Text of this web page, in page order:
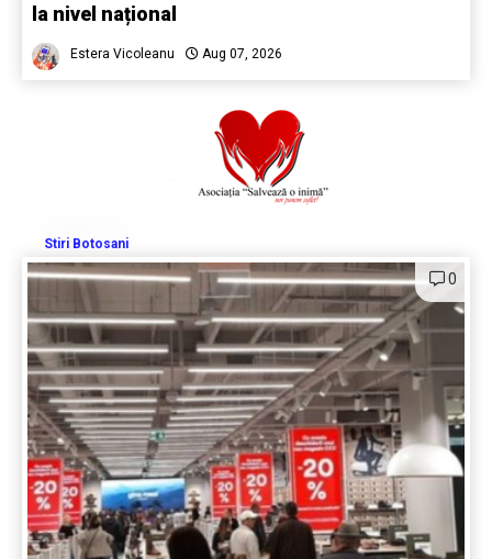
la nivel național
Estera Vicoleanu Aug 07, 2026
Stiri Botosani
0